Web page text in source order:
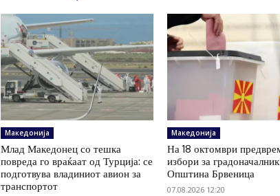
Македонија
Млад Македонец со тешка
повреда го враќаат од Турција: се
подготвува владиниот авион за
транспортот
Македонија
На 18 октомври
избори за
Општина Брвеница
07.08.2026 12:20